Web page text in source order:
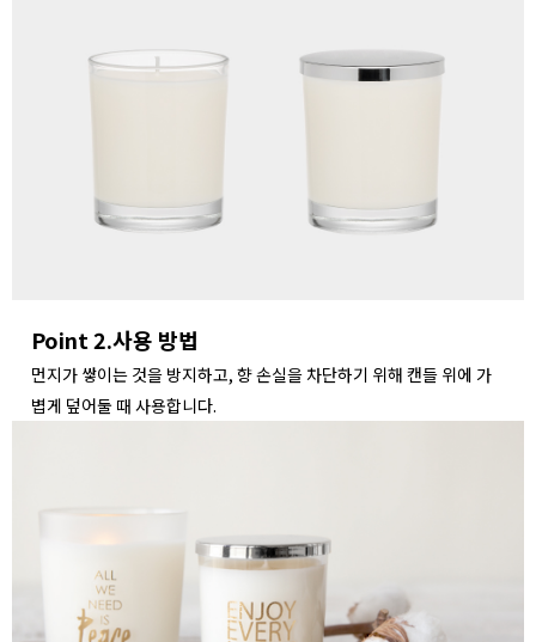
Point 2.사용 방법
먼지가 쌓이는 것을 방지하고, 향 손실을 차단하기 위해 캔들 위에 가
볍게 덮어둘 때 사용합니다.